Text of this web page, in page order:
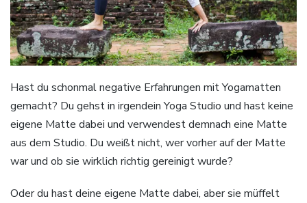
Hast du schonmal negative Erfahrungen mit Yogamatten
gemacht? Du gehst in irgendein Yoga Studio und hast keine
eigene Matte dabei und verwendest demnach eine Matte
aus dem Studio. Du weißt nicht, wer vorher auf der Matte
war und ob sie wirklich richtig gereinigt wurde?
Oder du hast deine eigene Matte dabei, aber sie müffelt